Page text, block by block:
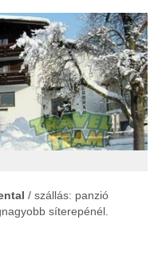
/ szállás: panzió
síterepénél.